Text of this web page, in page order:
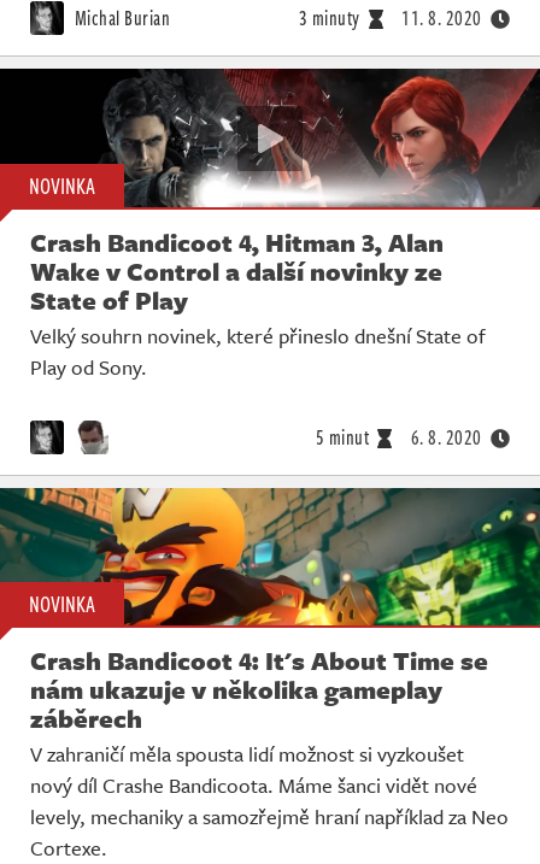
Michal Burian 3 minuty 11. 8. 2020
NOVINKA
Crash Bandicoot 4, Hitman 3, Alan
Wake v Control a další novinky ze
State of Play
Velký souhrn novinek, které přineslo dnešní State of
Play od Sony.
5 minut 6. 8. 2020
NOVINKA
Crash Bandicoot 4: It's About Time se
nám ukazuje v několika gameplay
záběrech
V zahraničí měla spousta lidí možnost si vyzkoušet
nový díl Crashe Bandicoota. Máme šanci vidět nové
levely, mechaniky a samozřejmě hraní například za Neo
Cortexe.